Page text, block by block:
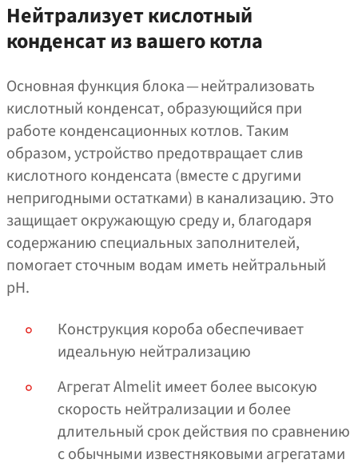
Нейтрализует кислотный
конденсат из вашего котла
Основная функция блока — нейтрализовать
кислотный конденсат, образующийся при
работе конденсационных котлов. Таким
образом, устройство предотвращает слив
кислотного конденсата (вместе с другими
непригодными остатками) в канализацию. Это
защищает окружающую среду и, благодаря
содержанию специальных заполнителей,
помогает сточным водам иметь нейтральный
pH.
Конструкция короба обеспечивает
идеальную нейтрализацию
Агрегат Almelit имеет более высокую
скорость нейтрализации и более
длительный срок действия по сравнению
с обычными известняковыми агрегатами